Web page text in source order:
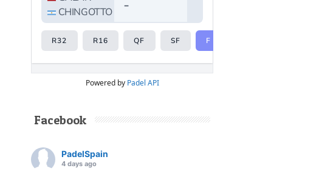
Powered by Padel API
Facebook
PadelSpain
4 days ago